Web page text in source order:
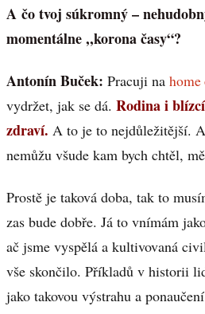
A čo tvoj súkromný –
momentálne ,,korona časy“?
Antonín Buček: Pracuji na
vydržet, jak se dá. Rodina i
zdraví. A to je to nejdůležitější.
nemůžu všude kam bych chtěl,
Prostě je taková doba, tak to
zas bude dobře. Já to vnímám
ač jsme vyspělá a kultivovaná
vše skončilo. Příkladů v historii
jako takovou výstrahu a